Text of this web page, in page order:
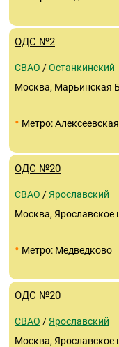
ОДС №2
СВАО /Останкинский
Москва, Марьинская
• Метро: Алексеевская
ОДС №20
СВАО / Ярославский
Москва, Ярославское
• Метро: Медведково
ОДС №20
СВАО / Ярославский
Москва, Ярославское